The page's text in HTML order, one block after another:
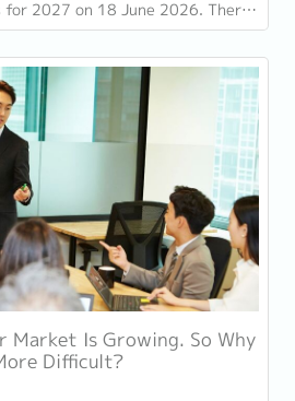
2027 on 18 June 2026. There
holidays in...
Market Is Growing. So Why
Difficult?